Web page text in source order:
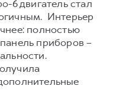
6 двигатель стал
Интерьер
полностью
приборов –